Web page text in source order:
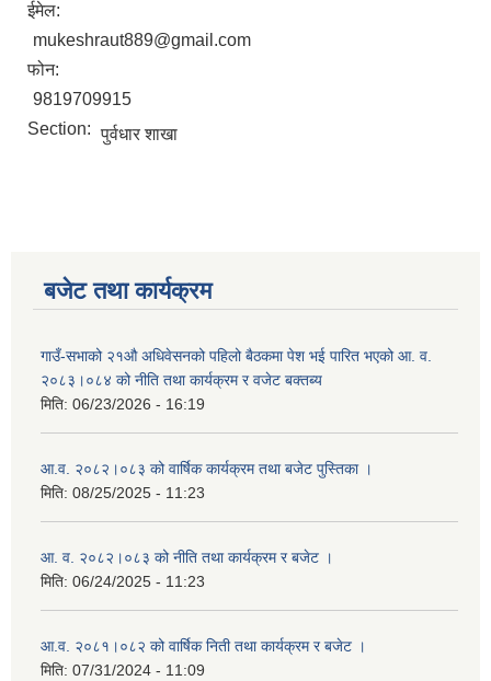
ईमेल:
mukeshraut889@gmail.com
फोन:
9819709915
Section: पुर्वधार शाखा
बजेट तथा कार्यक्रम
गाउँ-सभाको २१औ अधिवेसनको पहिलो बैठकमा पेश भई पारित भएको आ. व.
२०८३।०८४ को नीति तथा कार्यक्रम र वजेट बक्तब्य
मिति: 06/23/2026 - 16:19
आ.व. २०८२।०८३ को वार्षिक कार्यक्रम तथा बजेट पुस्तिका ।
मिति: 08/25/2025 - 11:23
आ. व. २०८२।०८३ को नीति तथा कार्यक्रम र बजेट ।
मिति: 06/24/2025 - 11:23
आ.व. २०८१।०८२ को वार्षिक निती तथा कार्यक्रम र बजेट ।
मिति: 07/31/2024 - 11:09